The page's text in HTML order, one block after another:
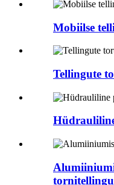
Mobiilse
Tellingute